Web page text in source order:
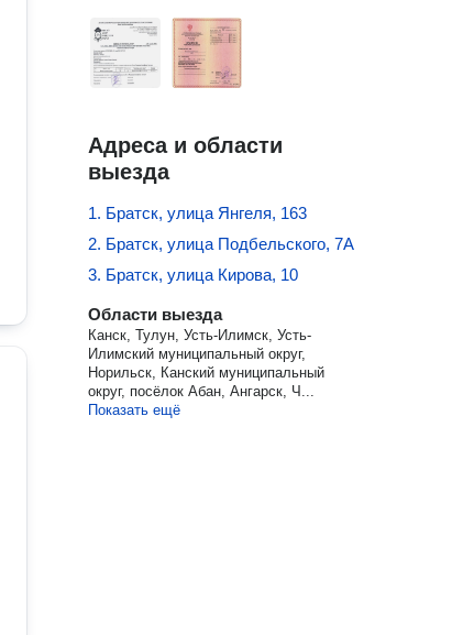
Адреса и области
выезда
1. Братск, улица Янгеля, 163
2. Братск, улица Подбельского, 7А
3. Братск, улица Кирова, 10
Области выезда
Канск, Тулун, Усть-Илимск, Усть-
Илимский муниципальный округ,
Норильск, Канский муниципальный
округ, посёлок Абан, Ангарск, Ч...
Показать ещё